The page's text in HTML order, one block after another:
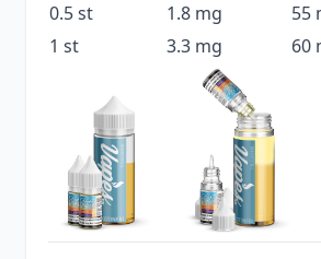
0.5 st
1.8 mg
55
1 st
3.3 mg 60
Smakprofil
Mango Yuzu
Koyuki Vapor
Tillverkningsland
Sverige
Typ
Shortfill
Utrymme för
nikotinshots
10 ml (1 st)